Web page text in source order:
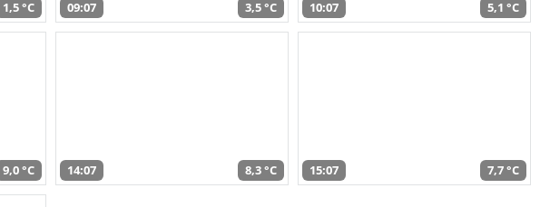
1,5 °C 09:07 3,5 °C 10:07 5,1 °C
9,0 °C 14:07 8,3 °C 15:07 7,7 °C